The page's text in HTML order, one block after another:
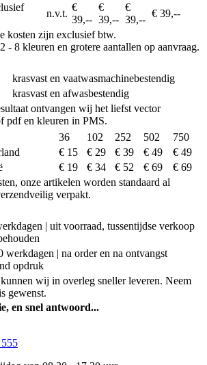
n.v.t.
€
39,--
€
39,--
€
39,--
€ 39,--
kosten zijn exclusief btw.
- 8 kleuren en grotere aantallen op aanvraag.
krasvast en vaatwasmachinebestendig
krasvast en afwasbestendig
ontvangen wij het liefst vector
pdf en kleuren in PMS.
36 102 252 502
750
€ 15 € 29 € 39 € 49
€ 49
€ 19 € 34 € 52 € 69
€ 69
onze artikelen worden standaard al
verpakt.
| uit voorraad, tussentijdse verkoop
werkdagen | na order en na ontvangst
opdruk
wij in overleg sneller leveren. Neem
gewenst.
en snel antwoord...